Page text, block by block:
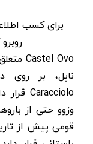
Castel Ovo
ناپل، بر روی
Caracciolo قرار
وزوو حتی از
قومی پیش از